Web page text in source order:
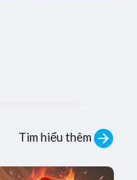
Tìm hiểu thêm